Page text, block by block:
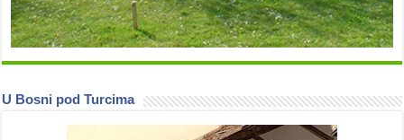
U Bosni pod Turcima